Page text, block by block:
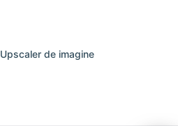
Upscaler de imagine